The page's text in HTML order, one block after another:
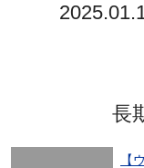
長
【